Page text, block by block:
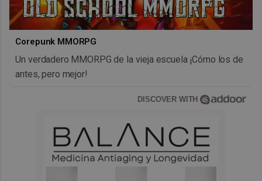
Corepunk MMORPG
Un verdadero MMORPG de la vieja escuela ¡Cómo los de
antes, pero mejor!
DISCOVER WITH